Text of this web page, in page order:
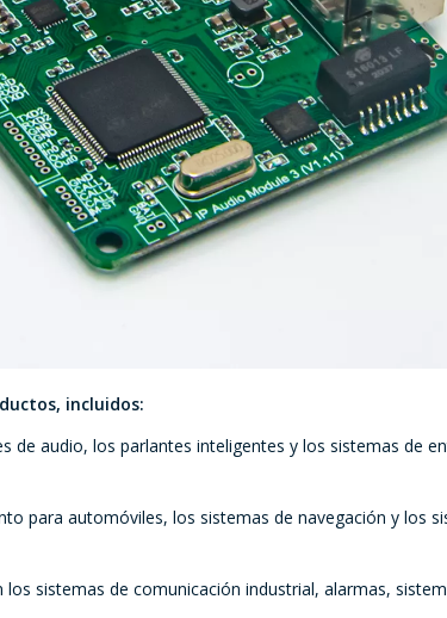
incluidos:
de audio, los parlantes inteligentes y los sistemas de
para automóviles, los sistemas de navegación y los
sistemas de comunicación industrial, alarmas,